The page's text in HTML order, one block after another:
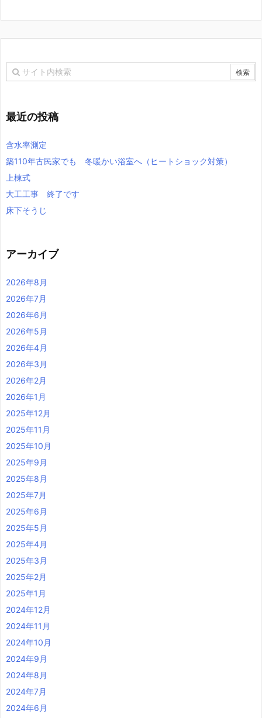
最近の投稿
含水率測定
築110年古民家でも 冬暖かい浴室へ（ヒートショック対策）
上棟式
大工工事 終了です
床下そうじ
アーカイブ
2026年8月
2026年7月
2026年6月
2026年5月
2026年4月
2026年3月
2026年2月
2026年1月
2025年12月
2025年11月
2025年10月
2025年9月
2025年8月
2025年7月
2025年6月
2025年5月
2025年4月
2025年3月
2025年2月
2025年1月
2024年12月
2024年11月
2024年10月
2024年9月
2024年8月
2024年7月
2024年6月